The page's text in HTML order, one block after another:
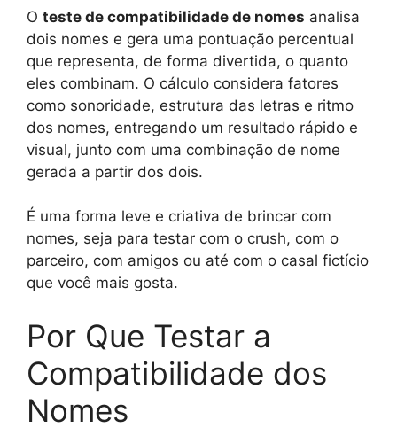
O teste de compatibilidade de nomes analisa
dois nomes e gera uma pontuação percentual
que representa, de forma divertida, o quanto
eles combinam. O cálculo considera fatores
como sonoridade, estrutura das letras e ritmo
dos nomes, entregando um resultado rápido e
visual, junto com uma combinação de nome
gerada a partir dos dois.
É uma forma leve e criativa de brincar com
nomes, seja para testar com o crush, com o
parceiro, com amigos ou até com o casal fictício
que você mais gosta.
Por Que Testar a
Compatibilidade dos
Nomes